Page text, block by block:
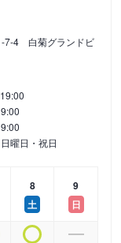
7-4 白菊グランドビ
日曜日・祝日
8
土
9
日